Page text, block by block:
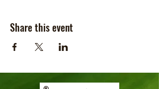
Share this event